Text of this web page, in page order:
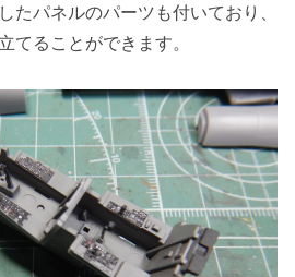
たパネルのパーツも付いており、
てることができます。